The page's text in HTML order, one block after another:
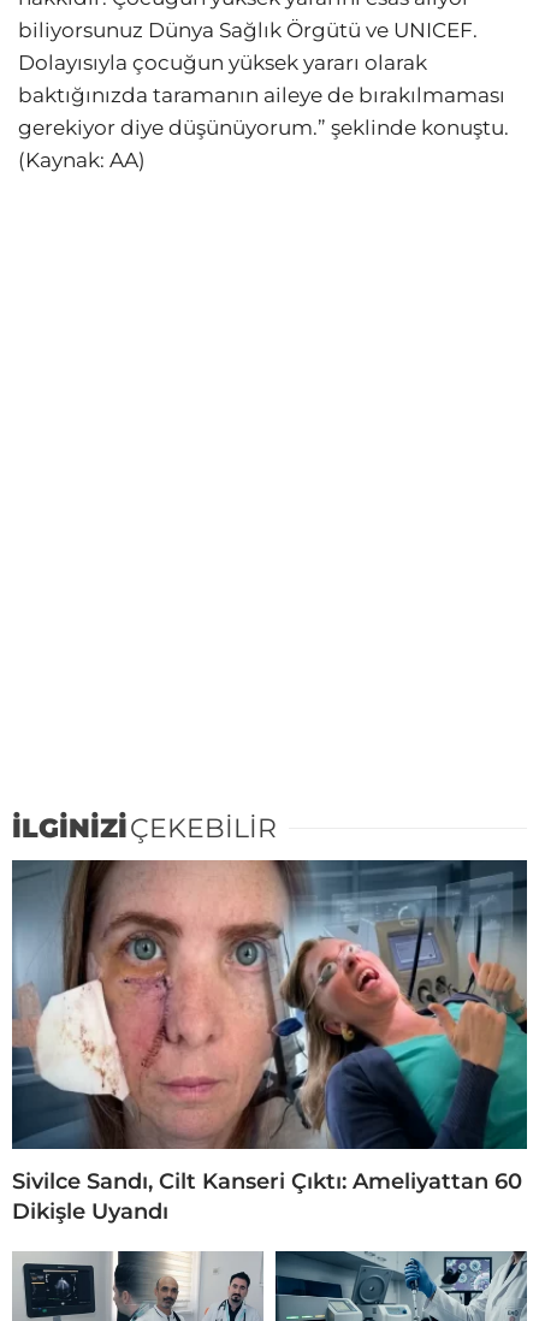
biliyorsunuz Dünya Sağlık Örgütü ve UNICEF.
Dolayısıyla çocuğun yüksek yararı olarak
baktığınızda taramanın aileye de bırakılmaması
gerekiyor diye düşünüyorum.” şeklinde konuştu.
(Kaynak: AA)
İLGİNİZİÇEKEBİLİR
Sivilce Sandı, Cilt Kanseri Çıktı: Ameliyattan 60
Dikişle Uyandı